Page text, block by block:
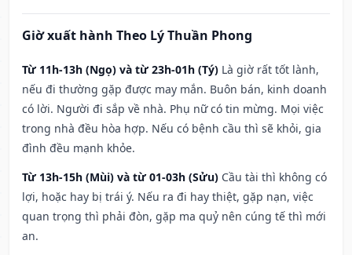
Giờ xuất hành Theo Lý Thuần Phong
Từ 11h-13h (Ngọ) và từ 23h-01h (Tý) Là giờ rất tốt lành,
nếu đi thường gặp được may mắn. Buôn bán, kinh doanh
có lời. Người đi sắp về nhà. Phụ nữ có tin mừng. Mọi việc
trong nhà đều hòa hợp. Nếu có bệnh cầu thì sẽ khỏi, gia
đình đều mạnh khỏe.
Từ 13h-15h (Mùi) và từ 01-03h (Sửu) Cầu tài thì không có
lợi, hoặc hay bị trái ý. Nếu ra đi hay thiệt, gặp nạn, việc
quan trọng thì phải đòn, gặp ma quỷ nên cúng tế thì mới
an.